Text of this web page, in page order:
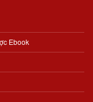
Ebook